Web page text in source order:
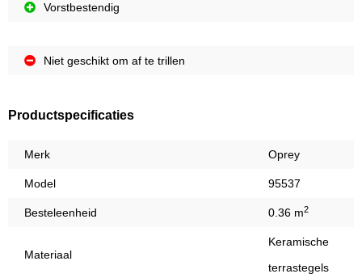
Vorstbestendig
Niet geschikt om af te trillen
Productspecificaties
Merk Oprey
Model 95537
Besteleenheid 0.36 m2
Materiaal
Keramische
terrastegels